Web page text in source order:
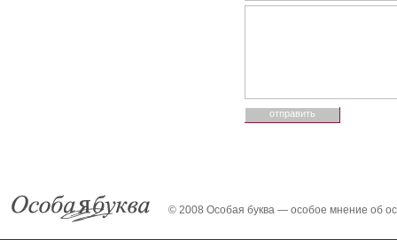
© 2008 Особая буква — особое мнение об